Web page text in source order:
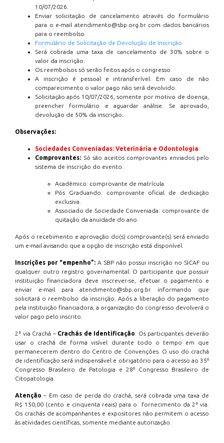
10/07/2026.
Enviar solicitação de cancelamento através do formulário
para o e-mail atendimento@sbp.org.br com dados bancários
para o reembolso.
Formulário de Solicitação de Devolução de Inscrição
Será cobrada uma taxa de cancelamento de 30% sobre o
valor da inscrição.
Os reembolsos só serão feitos após o congresso.
A inscrição é pessoal e intransferível. Em caso de não
comparecimento o valor pago não será devolvido.
Solicitação após 10/07/2026, somente por motivo de doença,
preencher formulário e aguardar análise. Se aprovado,
devolução de 50% da inscrição.
Observações:
Sociedades Conveniadas: Veterinária e Odontologia
Comprovantes: Só são aceitos comprovantes enviados pelo
sistema de inscrição do evento.
Acadêmico: comprovante de matrícula.
Pós Graduando: comprovante oficial de dedicação
exclusiva.
Associado de Sociedade Conveniada: comprovante de
quitação da anuidade do ano.
Após o recebimento e aprovação do(s) comprovante(s) será enviado
um e-mail avisando que a opção de inscrição está disponível.
Inscrições por “empenho”: A SBP não possui inscrição no SICAF ou
qualquer outro registro governamental. O participante que possuir
instituição financiadora deve inscrever-se, efetuar o pagamento e
enviar e-mail para atendimento@sbp.org.br informando que
solicitará o reembolso da inscrição. Após a liberação do pagamento
pela instituição financiadora, a organização do congresso devolverá o
valor pago pelo inscrito.
2ª via Crachá – Crachás de Identificação: Os participantes deverão
usar o crachá de forma visível durante todo o tempo em que
permanecerem dentro do Centro de Convenções. O uso do crachá
de identificação será indispensável e obrigatório para o acesso ao 35º
Congresso Brasileiro de Patologia e 28º Congresso Brasileiro de
Citopatologia.
Atenção – Em caso de perda do crachá, será cobrada uma taxa de
R$ 150,00 (cento e cinquenta reais) para o fornecimento da 2ª via.
Os crachás de acompanhantes e expositores não permitem o acesso
às atividades científicas, somente mediante autorização.